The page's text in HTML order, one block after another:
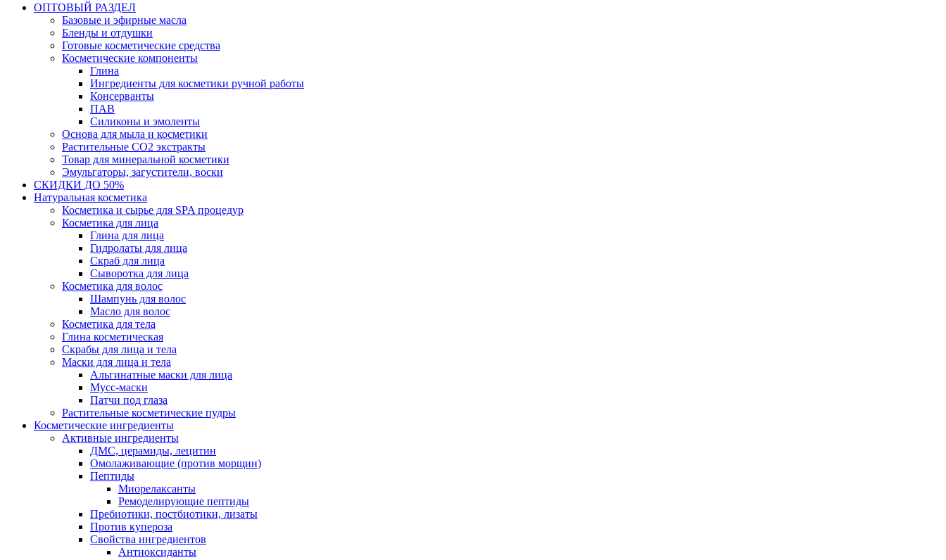
ОПТОВЫЙ РАЗДЕЛ
Базовые и эфирные масла
Бленды и отдушки
Готовые косметические средства
Косметические компоненты
Глина
Ингредиенты для косметики ручной работы
Консерванты
ПАВ
Силиконы и эмоленты
Основа для мыла и косметики
Растительные СО2 экстракты
Товар для минеральной косметики
Эмульгаторы, загустители, воски
СКИДКИ ДО 50%
Натуральная косметика
Косметика и сырье для SPA процедур
Косметика для лица
Глина для лица
Гидролаты для лица
Скраб для лица
Сыворотка для лица
Косметика для волос
Шампунь для волос
Масло для волос
Косметика для тела
Глина косметическая
Скрабы для лица и тела
Маски для лица и тела
Альгинатные маски для лица
Мусс-маски
Патчи под глаза
Растительные косметические пудры
Косметические ингредиенты
Активные ингредиенты
ДМС, церамиды, лецитин
Омолаживающие (против морщин)
Пептиды
Миорелаксанты
Ремоделирующие пептиды
Пребиотики, постбиотики, лизаты
Против купероза
Свойства ингредиентов
Антиоксиданты